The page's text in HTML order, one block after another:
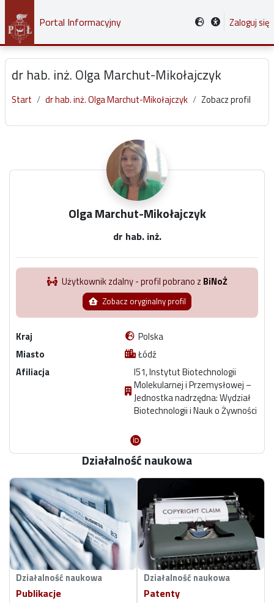
Przejdź do głównej zawartości
Portal Informacyjny Zaloguj się
dr hab. inż. Olga Marchut-Mikołajczyk
Start dr hab. inż. Olga Marchut-Mikołajczyk Zobacz profil
Olga Marchut-Mikołajczyk
dr hab. inż.
Użytkownik zdalny - profil pobrano z BiNoŻ
Zobacz oryginalny profil
Kraj
Polska
Miasto
Łódź
Afiliacja
I51, Instytut Biotechnologii
Molekularnej i Przemysłowej –
Jednostka nadrzędna: Wydział
Biotechnologii i Nauk o Żywności
Działalność naukowa
Działalność naukowa
Publikacje
Działalność naukowa
Patenty